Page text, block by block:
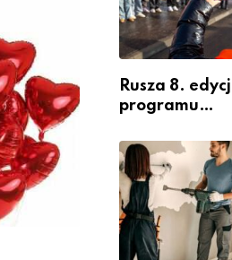
Rusza 8.
programu
Miastem
Fachowców” –
nabór dla